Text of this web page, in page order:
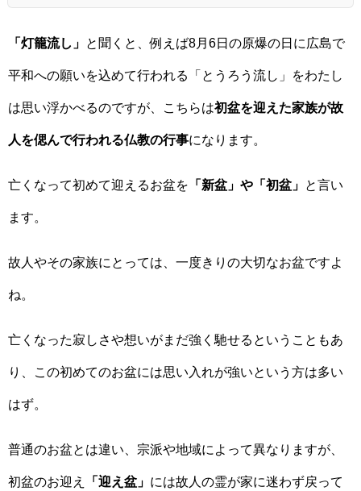
「灯籠流し」 と聞くと、例えば8月6日の原爆の日に広島で
平和への願いを込めて行われる「とうろう流し」をわたし
は思い浮かべるのですが、こちらは初盆を迎えた家族が故
人を偲んで行われる仏教の行事になります。
亡くなって初めて迎えるお盆を 「新盆」や「初盆」 と言い
ます。
故人やその家族にとっては、一度きりの大切なお盆ですよ
ね。
亡くなった寂しさや想いがまだ強く馳せるということもあ
り、この初めてのお盆には思い入れが強いという方は多い
はず。
普通のお盆とは違い、宗派や地域によって異なりますが、
初盆のお迎え 「迎え盆」 には故人の霊が家に迷わず戻って